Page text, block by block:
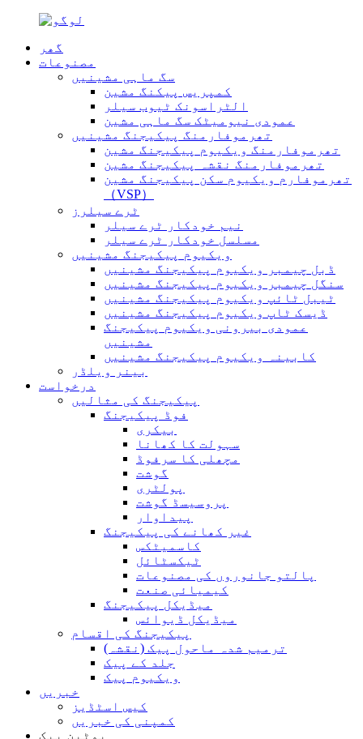
گھر
مصنوعات
سگ ماہی مشینیں
کمپریس پیکنگ مشین
الٹراسونک ٹیوب سیلر
عمودی نیومیٹک سگ ماہی مشین
تھرموفارمنگ پیکیجنگ مشینیں
تھرموفارمنگ ویکیوم پیکیجنگ مشین
تھرموفارمنگ نقشہ پیکیجنگ مشین
تھرموفارم ویکیوم سکن پیکیجنگ مشین
（VSP）
ٹرے سیلرز
نیم خودکار ٹرے سیلر
مسلسل خودکار ٹرے سیلر
ویکیوم پیکیجنگ مشینیں
ڈبل چیمبر ویکیوم پیکیجنگ مشینیں
سنگل چیمبر ویکیوم پیکیجنگ مشینیں
ٹیبل ٹائپ ویکیوم پیکیجنگ مشینیں
ڈیسک ٹاپ ویکیوم پیکیجنگ مشینیں
عمودی بیرونی ویکیوم پیکیجنگ
مشینیں
کابینہ ویکیوم پیکیجنگ مشینیں
بینر ویلڈر
درخواست
پیکیجنگ کی مثالیں
فوڈ پیکیجنگ
بیکری
سہولت کا کھانا
مچھلی کا سرفوڈ
گوشت
پولٹری
پروسیسڈ گوشت
پیداوار
غیر کھانے کی پیکیجنگ
کاسمیٹکس
ٹیکسٹائل
پالتو جانوروں کی مصنوعات
کیمیائی صنعت
میڈیکل پیکیجنگ
میڈیکل ڈیوائس
پیکیجنگ کی اقسام
ترمیم شدہ ماحول پیک (نقشہ)
جلد کے پیک
ویکیوم پیک
خبریں
کیس اسٹڈیز
کمپنی کی خبریں
یوٹین پیک